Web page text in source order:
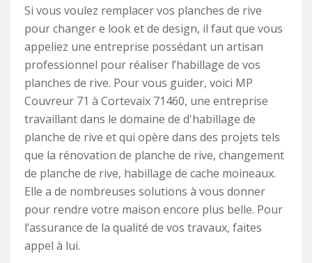
Si vous voulez remplacer vos planches de rive
pour changer e look et de design, il faut que vous
appeliez une entreprise possédant un artisan
professionnel pour réaliser l’habillage de vos
planches de rive. Pour vous guider, voici MP
Couvreur 71 à Cortevaix 71460, une entreprise
travaillant dans le domaine de d'habillage de
planche de rive et qui opère dans des projets tels
que la rénovation de planche de rive, changement
de planche de rive, habillage de cache moineaux.
Elle a de nombreuses solutions à vous donner
pour rendre votre maison encore plus belle. Pour
l’assurance de la qualité de vos travaux, faites
appel à lui.